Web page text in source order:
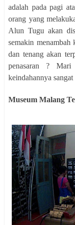
adalah pada pagi
orang yang
Alun Tugu akan
semakin menambah
dan tenang akan
penasaran ?
keindahannya
Museum Malang